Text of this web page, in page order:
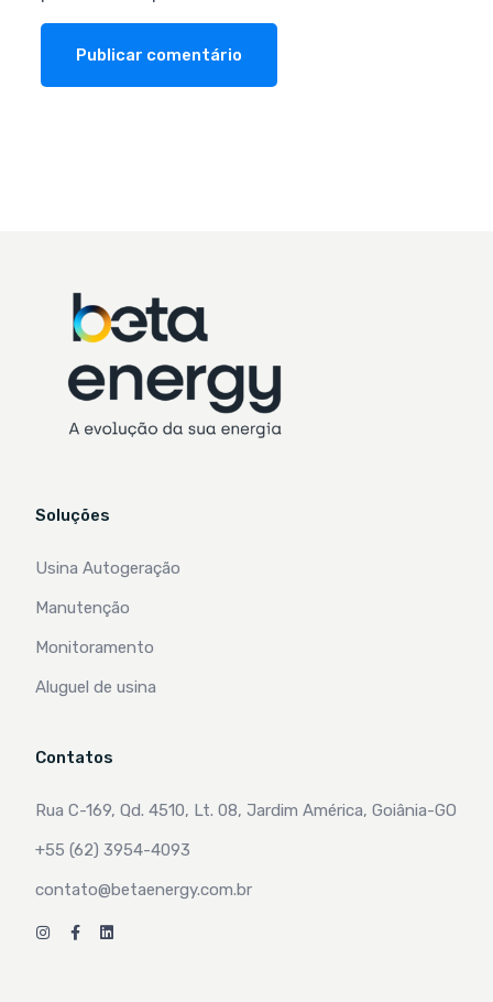
Soluções
Usina Autogeração
Manutenção
Monitoramento
Aluguel de usina
Contatos
Rua C-169, Qd. 4510, Lt. 08, Jardim América, Goiânia-GO
+55 (62) 3954-4093
contato@betaenergy.com.br